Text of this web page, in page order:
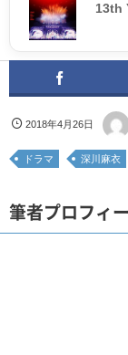
13th
2018年4月26日
ドラマ 深川麻衣
筆者プロフィ